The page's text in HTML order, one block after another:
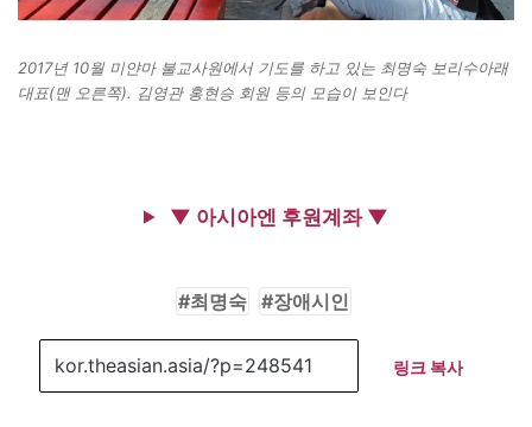
2017년 10월 미얀마 불교사원에서 기도를 하고 있는 최명숙 보리수아래
대표(맨 오른쪽). 김영관 홍현승 회원 등의 모습이 보인다
▼ 아시아엔 후원계좌 ▼
최명숙 장애시인
링크 복사